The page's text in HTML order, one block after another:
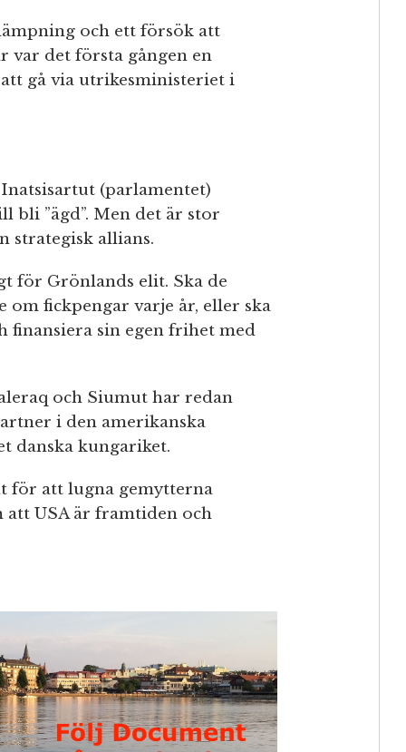
och ett försök att
var det första gången en
gå via utrikesministeriet i
(parlamentet)
bli ”ägd”. Men det är stor
strategisk allians.
för Grönlands elit. Ska de
om fickpengar varje år, eller ska
finansiera sin egen frihet med
och Siumut har redan
i den amerikanska
danska kungariket.
för att lugna gemytterna
USA är framtiden och